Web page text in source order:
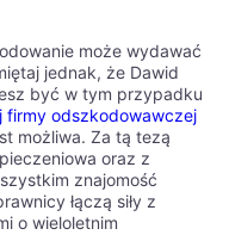
może wydawać
jednak, że Dawid
być w tym przypadku
firmy odszkodowawczej
możliwa. Za tą tezą
oraz z
znajomość
łączą siły z
o wieloletnim